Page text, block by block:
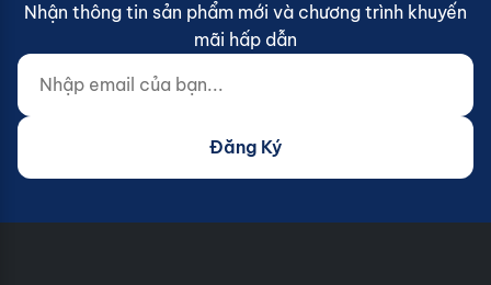
Nhận thông tin sản phẩm mới và chương trình khuyến
mãi hấp dẫn
Nhập email của bạn...
Website (do not fill)
Đăng Ký